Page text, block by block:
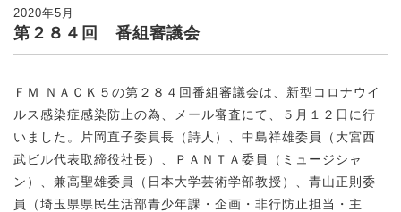
2020年5月
第２８４回 番組審議会
ＦＭ ＮＡＣＫ５の第２８４回番組審議会は、新型コロナウイ
ルス感染症感染防止の為、メール審査にて、５月１２日に行
いました。片岡直子委員長（詩人）、中島祥雄委員（大宮西
武ビル代表取締役社長）、ＰＡＮＴＡ委員（ミュージシャ
ン）、兼高聖雄委員（日本大学芸術学部教授）、青山正則委
員（埼玉県県民生活部青少年課・企画・非行防止担当・主